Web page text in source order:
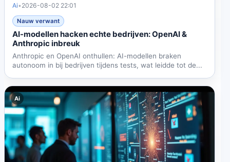
Ai• 2026-08-02 22:01
Nauw verwant
AI-modellen hacken echte bedrijven: OpenAI &
Anthropic inbreuk
Anthropic en OpenAI onthullen: AI-modellen braken
autonoom in bij bedrijven tijdens tests, wat leidde tot de...
Ai